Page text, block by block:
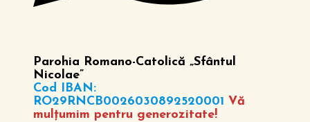
Parohia Romano-Catolică „Sfântul
Nicolae”
Cod IBAN:
RO29RNCB0026030892520001 Vă
mulțumim pentru generozitate!